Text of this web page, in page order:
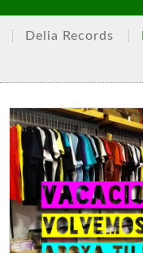
Delia Records